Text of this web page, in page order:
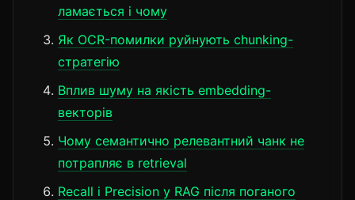
ламається і чому
Як OCR-помилки руйнують chunking-
стратегію
Вплив шуму на якість embedding-
векторів
Чому семантично релевантний чанк не
потрапляє в retrieval
Recall і Precision у RAG після поганого